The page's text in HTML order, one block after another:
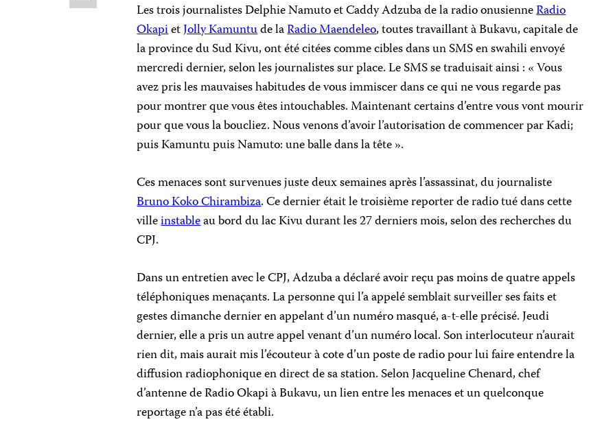
Les trois journalistesDelphie Namutoet Caddy Adzuba de la radio onusienneRadio
OkapietJolly Kamuntude laRadio Maendeleo, toutes travaillant à Bukavu,capitale de
la province du Sud Kivu, ont été citées comme cibles dans un SMS en swahili envoyé
mercredi dernier, selon les journalistes sur place. Le SMS se traduisait ainsi : «Vous
avez pris les mauvaises habitudes de vous immiscer dans ce qui ne vous regarde pas
pour montrer que vous êtes intouchables. Maintenant certains d’entre vous vont mourir
pour que vous la boucliez. Nous venons d’avoir l’autorisation de commencer par Kadi;
puis Kamuntu puis Namuto: une balle dans la tête».
Ces menaces sont survenues juste deux semaines après l’assassinat, du journaliste
Bruno Koko Chirambiza. Ce dernier étaitle troisième reporter de radio tué dans cette
villeinstableau bord du lac Kivu durant les 27 derniers mois, selon des recherches du
CPJ.
Dans un entretien avec le CPJ, Adzuba a déclaré avoir reçu pas moins de quatre appels
téléphoniques menaçants. La personne qui l’a appelé semblait surveiller ses faits et
gestes dimanche dernier en appelant d’un numéro masqué, a-t-elle précisé. Jeudi
dernier, elle a pris un autre appel venant d’un numéro local. Soninterlocuteurn’aurait
rien dit, mais aurait mis l’écouteur à cote d’un poste de radio pour lui faire entendre la
diffusion radiophonique en direct de sa station. Selon Jacqueline Chenard, chef
d’antenne de Radio Okapi à Bukavu, un lien entre les menaces et un quelconque
reportage n’a pas été établi.